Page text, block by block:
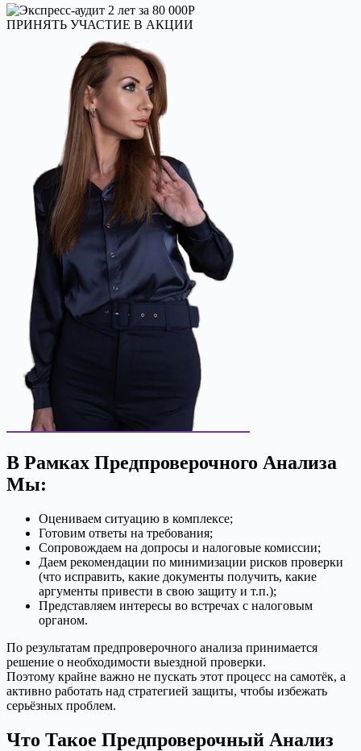
ПРИНЯТЬ УЧАСТИЕ В АКЦИИ
В Рамках Предпроверочного Анализа
Мы:
Оцениваем ситуацию в комплексе;
Готовим ответы на требования;
Сопровождаем на допросы и налоговые комиссии;
Даем рекомендации по минимизации рисков проверки
(что исправить, какие документы получить, какие
аргументы привести в свою защиту и т.п.);
Представляем интересы во встречах с налоговым
органом.
По результатам предпроверочного анализа принимается
решение о необходимости выездной проверки.
Поэтому крайне важно не пускать этот процесс на самотёк, а
активно работать над стратегией защиты, чтобы избежать
серьёзных проблем.
Что Такое Предпроверочный Анализ